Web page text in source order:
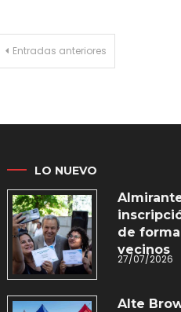
Entradas anteriores
LO NUEVO
de
vecinos
27/07/2026
Alte